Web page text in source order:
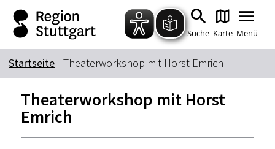
Zum Hauptinhalt springen
Zur Suche springen
Zur Hauptnavigation
Zum Footer springen
Suche Karte Menü
Suchbegriff
Startseite Theaterworkshop mit Horst Emrich
Theaterworkshop mit Horst
Emrich